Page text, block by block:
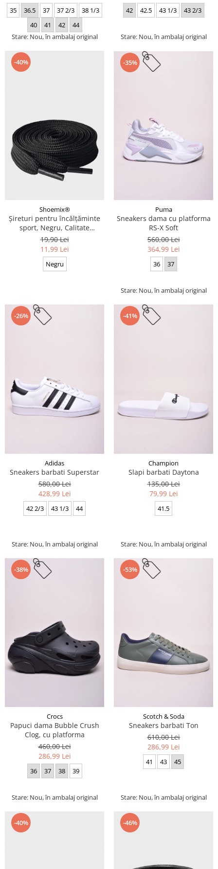
35 36.5 37 37 2/3
38 1/3
40
41 42
44
Stare: Nou, în ambalaj original
42 42.5 43 1/3 43 2/3
Stare: Nou, în ambalaj original
-40%
Shoemix®
Șireturi pentru încălțăminte
sport, Negru, Calitate
premium, 110 cm x 0.8 cm
19,90 Lei
11,99 Lei
Negru
-35%
Puma
Sneakers dama cu platforma
RS-X Soft
560,00 Lei
364,99 Lei
36 37
Stare: Nou, în ambalaj original
-26%
Adidas
Sneakers barbati Superstar
580,00 Lei
428,99 Lei
42 2/3 43 1/3 44
Stare: Nou, în ambalaj original
-41%
Champion
Slapi barbati Daytona
135,00 Lei
79,99 Lei
41.5
Stare: Nou, în ambalaj original
-38%
Crocs
Papuci dama Bubble Crush
Clog, cu platforma
460,00 Lei
286,99 Lei
36 37 38 39
Stare: Nou, în ambalaj original
-53%
Scotch & Soda
Sneakers barbati Ton
610,00 Lei
286,99 Lei
41 43 45
Stare: Nou, în ambalaj original
-40% -46%